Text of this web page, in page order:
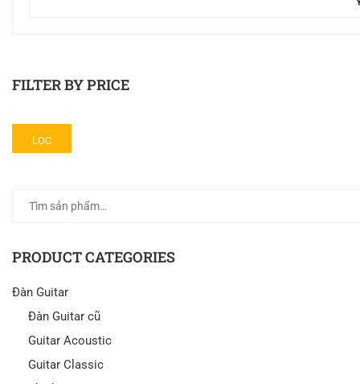
FILTER BY PRICE
LỌC
PRODUCT CATEGORIES
Đàn Guitar
Đàn Guitar cũ
Guitar Acoustic
Guitar Classic